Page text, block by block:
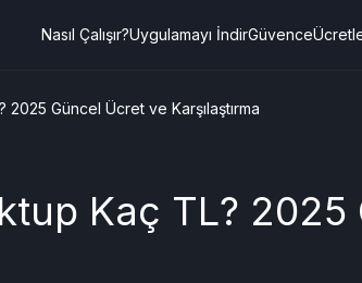
Nasıl Çalışır?Uygulamayı İndirGüvence
Güncel Ücret ve Karşılaştırma
Kaç TL?